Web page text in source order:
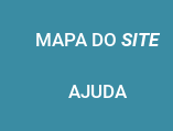
MAPA DO SITE
AJUDA